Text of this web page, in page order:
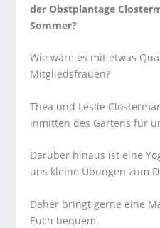
der Obstplantage
Sommer?
Wie wäre es mit etwas
Mitgliedsfrauen?
Thea und Leslie
inmitten des Gartens für
Darüber hinaus ist eine
uns kleine Übungen zum
Daher bringt gerne eine
Euch bequem.